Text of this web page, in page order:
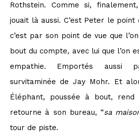
Rothstein. Comme si,
jouait là aussi. C’est Peter le point
c’est par son point de vue que
bout du compte, avec lui que l’on
empathie. Emportés aussi
survitaminée de Jay Mohr. Et
Éléphant, poussée à bout, rend
retourne à son bureau, “sa
tour de piste.